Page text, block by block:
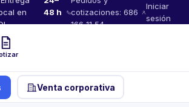
en
48 h
cotizaciones: 686
166 11 54
Iniciar
sesión
Venta corporativa